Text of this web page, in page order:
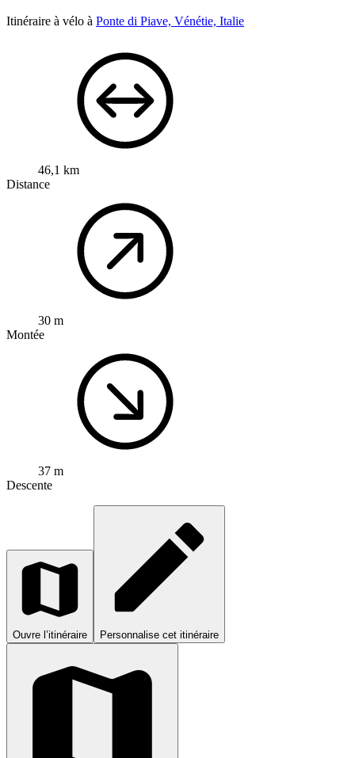
Itinéraire à vélo à Ponte di Piave, Vénétie, Italie
46,1 km
Distance
30 m
Montée
37 m
Descente
Ouvre l’itinéraire Personnalise cet itinéraire